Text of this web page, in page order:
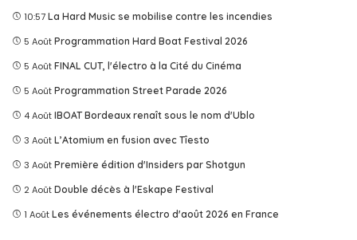
10:57 La Hard Music se mobilise contre les incendies
5 Août Programmation Hard Boat Festival 2026
5 Août FINAL CUT, l'électro à la Cité du Cinéma
5 Août Programmation Street Parade 2026
4 Août IBOAT Bordeaux renaît sous le nom d'Ublo
3 Août L’Atomium en fusion avec Tîesto
3 Août Première édition d'Insiders par Shotgun
2 Août Double décès à l'Eskape Festival
1 Août Les événements électro d'août 2026 en France